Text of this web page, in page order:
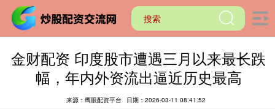
金财配资 印度股市遭遇三月以来最长跌
幅，年内外资流出逼近历史最高
来源：鹰眼配资平台 日期：2026-03-11 08:41:52